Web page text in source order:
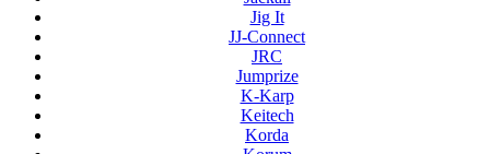
Jig It
JJ-Connect
JRC
Jumprize
K-Karp
Keitech
Korda